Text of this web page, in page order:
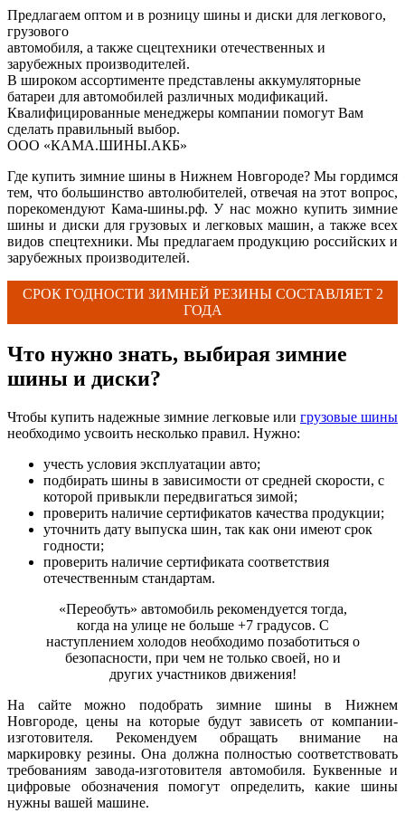
Предлагаем оптом и в розницу шины и диски для легкового,
грузового
автомобиля, а также сцецтехники отечественных и
зарубежных производителей.
В широком ассортименте представлены аккумуляторные
батареи для автомобилей различных модификаций.
Квалифицированные менеджеры компании помогут Вам
сделать правильный выбор.
ООО «КАМА.ШИНЫ.АКБ»
Где купить зимние шины в Нижнем Новгороде? Мы гордимся
тем, что большинство автолюбителей, отвечая на этот вопрос,
порекомендуют Кама-шины.рф. У нас можно купить зимние
шины и диски для грузовых и легковых машин, а также всех
видов спецтехники. Мы предлагаем продукцию российских и
зарубежных производителей.
СРОК ГОДНОСТИ ЗИМНЕЙ РЕЗИНЫ СОСТАВЛЯЕТ 2
ГОДА
Что нужно знать, выбирая зимние
шины и диски?
Чтобы купить надежные зимние легковые или грузовые шины
необходимо усвоить несколько правил. Нужно:
учесть условия эксплуатации авто;
подбирать шины в зависимости от средней скорости, с
которой привыкли передвигаться зимой;
проверить наличие сертификатов качества продукции;
уточнить дату выпуска шин, так как они имеют срок
годности;
проверить наличие сертификата соответствия
отечественным стандартам.
«Переобуть» автомобиль рекомендуется тогда,
когда на улице не больше +7 градусов. С
наступлением холодов необходимо позаботиться о
безопасности, при чем не только своей, но и
других участников движения!
На сайте можно подобрать зимние шины в Нижнем
Новгороде, цены на которые будут зависеть от компании-
изготовителя. Рекомендуем обращать внимание на
маркировку резины. Она должна полностью соответствовать
требованиям завода-изготовителя автомобиля. Буквенные и
цифровые обозначения помогут определить, какие шины
нужны вашей машине.